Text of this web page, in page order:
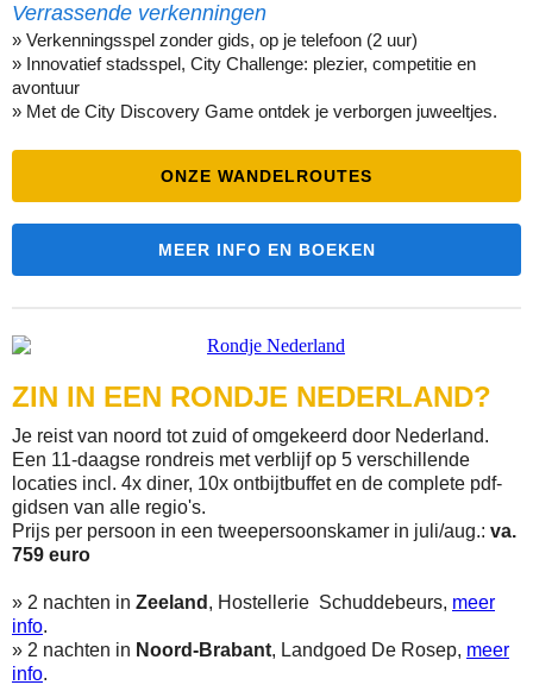
Verrassende verkenningen
» Verkenningsspel zonder gids, op je telefoon (2 uur)
» Innovatief stadsspel, City Challenge: plezier, competitie en
avontuur
» Met de City Discovery Game ontdek je verborgen juweeltjes.
ONZE WANDELROUTES
MEER INFO EN BOEKEN
ZIN IN EEN RONDJE NEDERLAND?
Je reist van noord tot zuid of omgekeerd door Nederland.
Een 11-daagse rondreis met verblijf op 5 verschillende
locaties incl. 4x diner, 10x ontbijtbuffet en de complete pdf-
gidsen van alle regio's.
Prijs per persoon in een tweepersoonskamer in juli/aug.: va.
759 euro
» 2 nachten in Zeeland , Hostellerie Schuddebeurs, meer
info.
» 2 nachten in Noord-Brabant, Landgoed De Rosep, meer
info.